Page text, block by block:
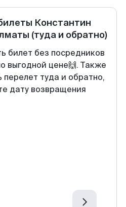
Константин
(туда и обратно)
билет без посредников
выгодной цене🙌. Также
туда и обратно,
дату возвращения